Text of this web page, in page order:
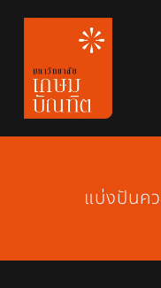
Skip
content
หลักสูตร
แบ่งปันค